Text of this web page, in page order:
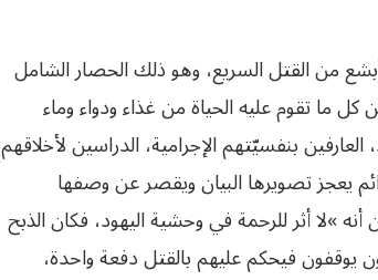
من القتل السريع، وهو ذلك الحصار الشامل
ما تقوم عليه الحياة من غذاء ودواء وماء
بنفسيّتهم الإجرامية، الدراسين لأخلاقهم
يعجز تصويرها البيان ويقصر عن وصفها
»لا أثر للرحمة في وحشية اليهود، فكان الذبح
فيحكم عليهم بالقتل دفعة واحدة،